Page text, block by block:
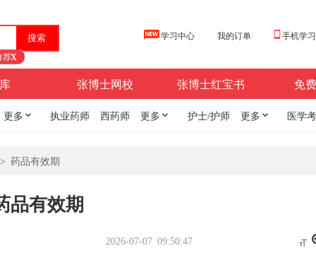
学习中心 我的订单 手机学
荐X
张博士网校 张博士红宝书 免
更多  执业药师 西药师 更多  护士/护师 更多  医学
> 药品有效期
品有效期
2026-07-07 09:50:47 